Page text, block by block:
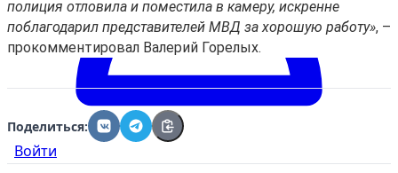
Войти
полиция отловила и поместила в камеру, искренне
поблагодарил представителей МВД за хорошую работу», –
прокомментировал Валерий Горелых.
Поделиться: